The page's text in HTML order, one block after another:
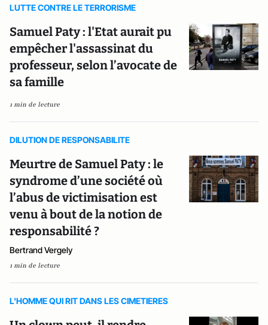
LUTTE CONTRE LE TERRORISME
Samuel Paty : l'Etat aurait pu
empêcher l'assassinat du
professeur, selon l’avocate de
sa famille
1 min de lecture
DILUTION DE RESPONSABILITE
Meurtre de Samuel Paty : le
syndrome d’une société où
l’abus de victimisation est
venu à bout de la notion de
responsabilité ?
Bertrand Vergely
1 min de lecture
L'HOMME QUI RIT DANS LES CIMETIERES